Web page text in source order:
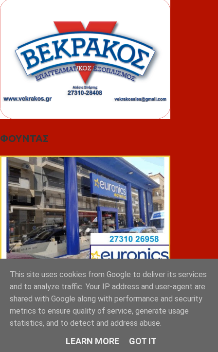
ΦΟΥΝΤΑΣ
ΣΠΥΡΑΚΗΣ ΠΑΝΑΓΙΩΤΗΣ & YIOI ΣΠΑΡΤΗ
This site uses cookies from Google to deliver its services
and to analyze traffic. Your IP address and user-agent are
shared with Google along with performance and security
metrics to ensure quality of service, generate usage
statistics, and to detect and address abuse.
LEARN MORE GOT IT